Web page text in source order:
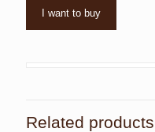
I want to buy
Related products